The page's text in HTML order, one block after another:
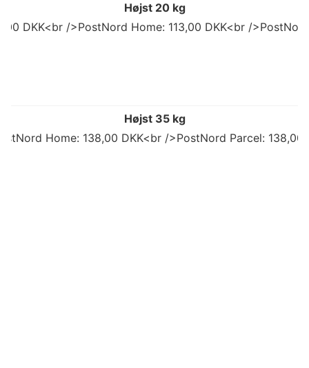
Højst 20 kg
DKK<br />PostNord Home: 113,00 DKK<br /
Højst 35 kg
Home: 138,00 DKK<br />PostNord Parcel: 138,00